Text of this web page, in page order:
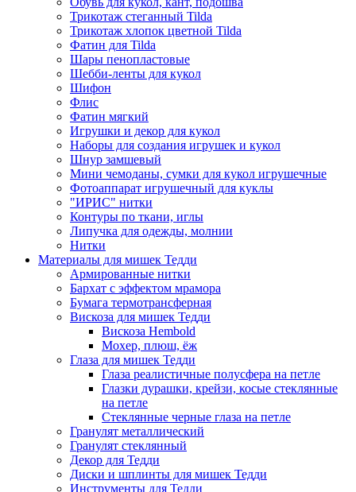
Трикотаж стеганный Tilda
Трикотаж хлопок цветной Tilda
Фатин для Tilda
Шары пенопластовые
Шебби-ленты для кукол
Шифон
Флис
Фатин мягкий
Игрушки и декор для кукол
Наборы для создания игрушек и кукол
Шнур замшевый
Мини чемоданы, сумки для кукол игрушечные
Фотоаппарат игрушечный для куклы
"ИРИС" нитки
Контуры по ткани, иглы
Липучка для одежды, молнии
Нитки
Материалы для мишек Тедди
Армированные нитки
Бархат с эффектом мрамора
Бумага термотрансферная
Вискоза для мишек Тедди
Вискоза Hembold
Мохер, плюш, ёж
Глаза для мишек Тедди
Глаза реалистичные полусфера на петле
Глазки дурашки, крейзи, косые стеклянные
на петле
Стеклянные черные глаза на петле
Гранулят металлический
Гранулят стеклянный
Декор для Тедди
Диски и шплинты для мишек Тедди
Инструменты для Тедди